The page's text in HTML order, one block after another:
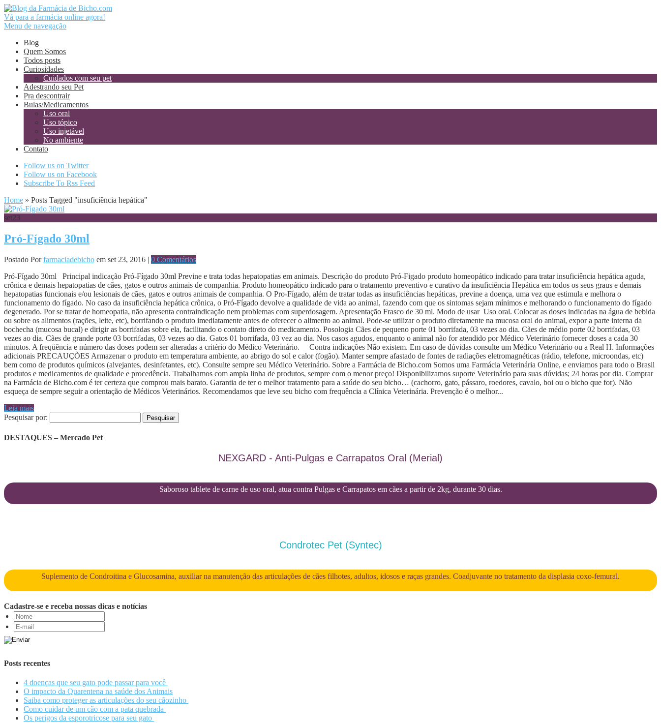
Vá para a farmácia online agora!
Menu de navegação
Blog
Quem Somos
Todos posts
Curiosidades
Cuidados com seu pet
Adestrando seu Pet
Pra descontrair
Bulas/Medicamentos
Uso oral
Uso tópico
Uso injetável
No ambiente
Contato
Follow us on Twitter
Follow us on Facebook
Subscribe To Rss Feed
Home » Posts Tagged "insuficiência hepática"
set23
Pró-Fígado 30ml
Postado Porfarmaciadebicho em set 23, 2016 | 0 Comentários
Pró-Fígado 30ml Principal indicação Pró-Fígado 30ml Previne e trata todas hepatopatias em animais. Descrição do produto Pró-Figado produto homeopático indicado para tratar insuficiência hepática aguda,
crônica e demais hepatopatias de cães, gatos e outros animais de companhia. Produto homeopático indicado para o tratamento preventivo e curativo da insuficiência Hepática em todos os seus graus e demais
hepatopatias funcionais e/ou lesionais de cães, gatos e outros animais de companhia. O Pro-Fígado, além de tratar todas as insuficiências hepáticas, previne a doença, uma vez que estimula e melhora o
funcionamento do fígado. No caso da insuficiência hepática crônica, o Pró-Fígado devolve a qualidade de vida ao animal, fazendo com que os sintomas sejam mínimos e melhorando o funcionamento do fígado
degenerado. Por se tratar de homeopatia, não apresenta contraindicação nem problemas com superdosagem. Apresentação Frasco de 30 ml. Modo de usar Uso oral. Colocar as doses indicadas na água de bebida
ou sobre os alimentos (rações, leite, etc), borrifando o produto imediatamente antes de oferecer o alimento ao animal. Pode-se utilizar o produto diretamente na mucosa oral do animal, expor a parte interna da
bochecha (mucosa bucal) e dirigir as borrifadas sobre ela, facilitando o contato direto do medicamento. Posologia Cães de pequeno porte 01 borrifada, 03 vezes ao dia. Cães de médio porte 02 borrifadas, 03
vezes ao dia. Cães de grande porte 03 borrifadas, 03 vezes ao dia. Gatos 01 borrifada, 03 vez ao dia. Nos casos agudos, enquanto o animal não for atendido por Médico Veterinário fornecer doses a cada 30
minutos. A freqüência e número das doses podem ser alteradas a critério do Médico Veterinário. Contra indicações Não existem. Em caso de dúvidas consulte um Médico Veterinário ou a Real H. Informações
adicionais PRECAUÇÕES Armazenar o produto em temperatura ambiente, ao abrigo do sol e calor (fogão). Manter sempre afastado de fontes de radiações eletromagnéticas (rádio, telefone, microondas, etc)
bem como de produtos químicos (alvejantes, desinfetantes, etc). Consulte sempre seu Médico Veterinário. Sobre a Farmácia de Bicho.com Somos uma Farmácia Veterinária Online, e enviamos para todo o Brasil
produtos e medicamentos de qualidade e procedência. Trabalhamos com ampla linha de produtos, sempre com o menor preço! Disponibilizamos suporte Veterinário para suas dúvidas; 24 horas por dia. Comprar
na Farmácia de Bicho.com é ter certeza que comprou mais barato. Garantia de ter o melhor tratamento para a saúde do seu bicho… (cachorro, gato, pássaro, roedores, cavalo, boi ou o bicho que for). Não
esqueça de sempre seguir a orientação de Médicos Veterinários. Recomendamos que leve seu bicho com frequência a Clínica Veterinária. Prevenção é o melhor...
Leia mais
Pesquisar por:
DESTAQUES – Mercado Pet
NEXGARD - Anti-Pulgas e Carrapatos Oral (Merial)
Saboroso tablete de carne de uso oral, atua contra Pulgas e Carrapatos em cães a partir de 2kg, durante 30 dias.
Condrotec Pet (Syntec)
Suplemento de Condroitina e Glucosamina, auxiliar na manutenção das articulações de cães filhotes, adultos, idosos e raças grandes. Coadjuvante no tratamento da displasia coxo-femural.
Cadastre-se e receba nossas dicas e notícias
Posts recentes
4 doenças que seu gato pode passar para você
O impacto da Quarentena na saúde dos Animais
Saiba como proteger as articulações do seu cãozinho
Como cuidar de um cão com a pata quebrada
Os perigos da esporotricose para seu gato